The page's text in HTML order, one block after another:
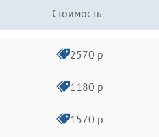
Стоимость
2570 р
1180 р
1570 р